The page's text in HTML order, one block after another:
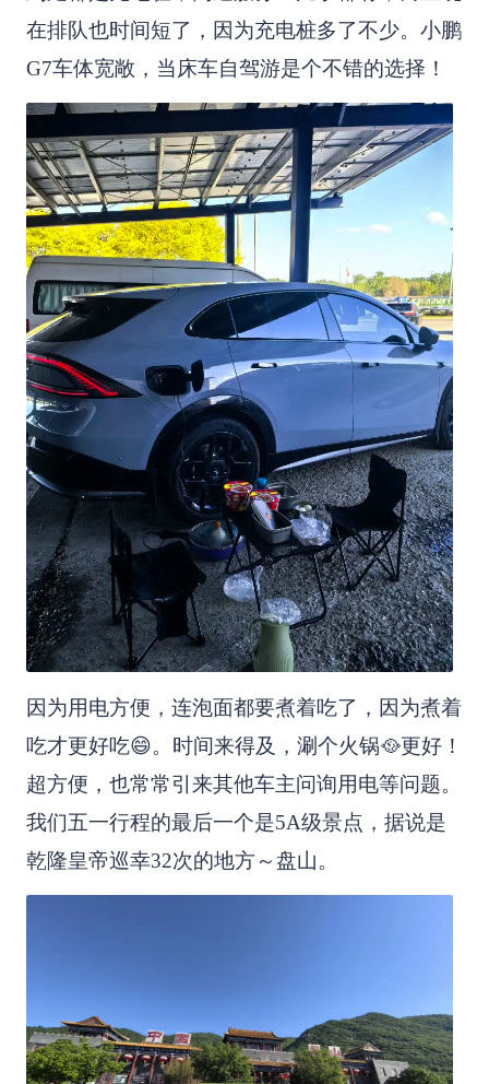
在排队也时间短了，因为充电桩多了不少。小鹏
G7车体宽敞，当床车自驾游是个不错的选择！
因为用电方便，连泡面都要煮着吃了，因为煮着
吃才更好吃😄。时间来得及，涮个火锅🥘更好！
超方便，也常常引来其他车主问询用电等问题。
我们五一行程的最后一个是5A级景点，据说是
乾隆皇帝巡幸32次的地方～盘山。